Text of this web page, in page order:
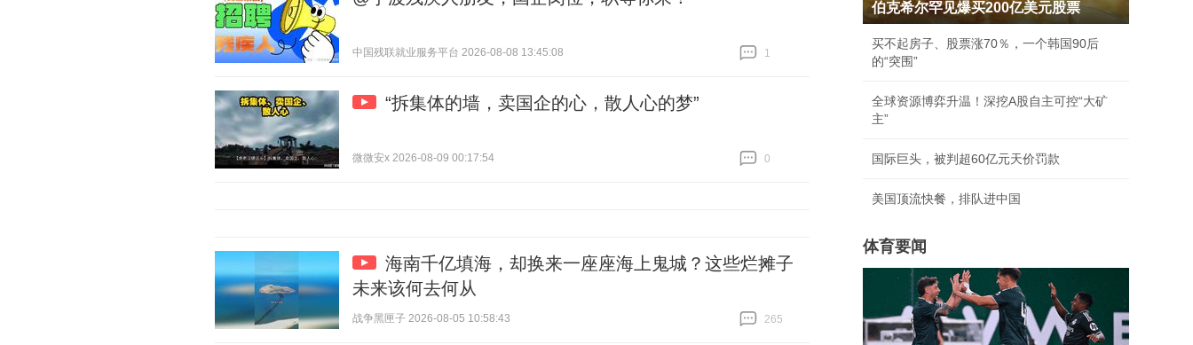
中国残联就业服务平台 2026-08-08 13:45:08
1
“拆集体的墙，卖国企的心，散人心的梦”
微微安x 2026-08-09 00:17:54
0
海南千亿填海，却换来一座座海上鬼城？这些烂摊子
未来该何去何从
战争黑匣子 2026-08-05 10:58:43
265
伯克希尔罕见爆买200亿美元股票
买不起房子、股票涨70％，一个韩国90后
的“突围”
全球资源博弈升温！深挖A股自主可控“大矿
主”
国际巨头，被判超60亿元天价罚款
美国顶流快餐，排队进中国
体育要闻